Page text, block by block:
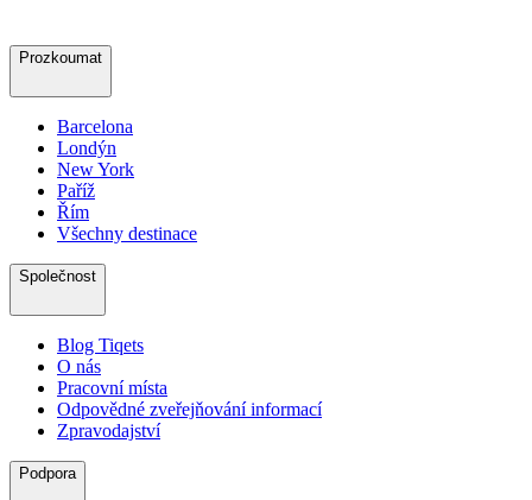
Prozkoumat
Barcelona
Londýn
New York
Paříž
Řím
Všechny destinace
Společnost
Blog Tiqets
O nás
Pracovní místa
Odpovědné zveřejňování informací
Zpravodajství
Podpora